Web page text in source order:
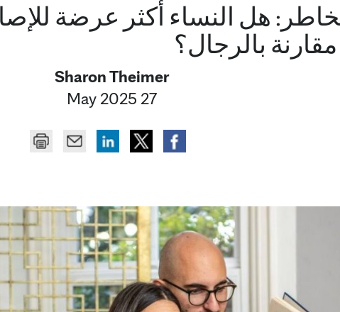
هل النساء أكثر عرضة
مقارنة بالرجال؟
Sharon Theimer
27 May 2025